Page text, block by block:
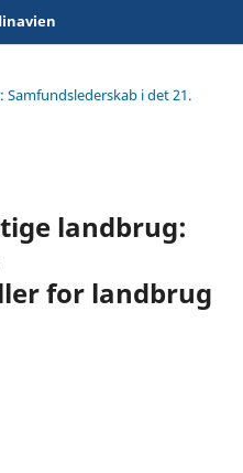
i det 21.
landbrug:
for landbrug